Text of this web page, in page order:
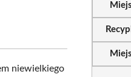
niewielkiego